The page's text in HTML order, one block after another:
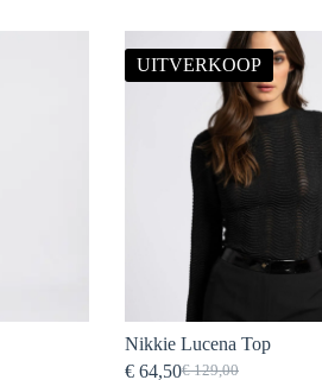
UITVERKOOP
Nikkie Lucena Top
€129,00
€ 64,50